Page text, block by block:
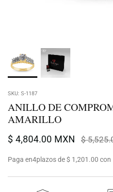
SKU: S-1187
ANILLO DE
AMARILLO
$ 4,804.00 MXN $
Paga en4plazos de $ 1,201.00 con